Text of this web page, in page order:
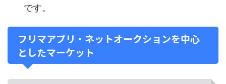
です。
フリマアプリ・ネットオークションを中心
としたマーケット